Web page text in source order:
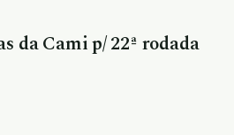
da Cami p/ 22ª rodada